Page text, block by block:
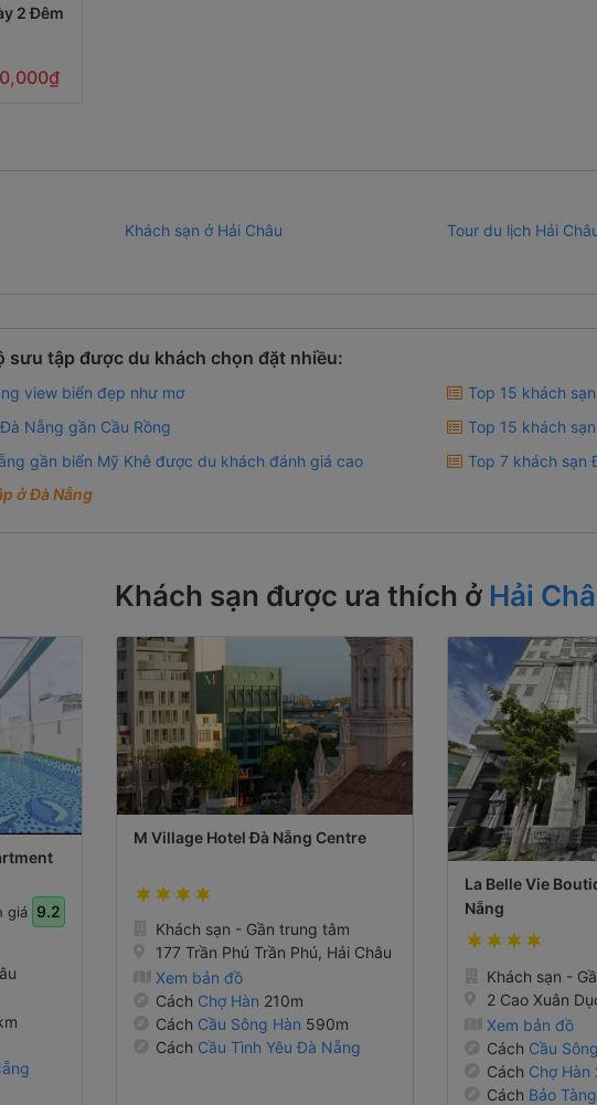
2 Đêm
Khách sạn ở Hải Châu Tour du lịch Hải
sưu tập được du khách chọn đặt nhiều:
view biển đẹp như mơ
Nẵng gần Cầu Rồng
gần biển Mỹ Khê được du khách đánh giá cao
Top 15 khách
Top 15 khách
Top 7 khách sạn
ở Đà Nẵng
Khách sạn được ưa thích ở Hải
giá 9.2
M Village Hotel Đà Nẵng Centre
Khách sạn - Gần trung tâm
177 Trần Phú Trần Phú, Hải Châu
Xem bản đồ
Cách Chợ Hàn 210m
Cách Cầu Sông Hàn 590m
Cách Cầu Tình Yêu Đà Nẵng
La Belle Vie
Nẵng
Khách sạn -
2 Cao Xuân
Xem bản đồ
Cách Cầu
Cách Chợ Hàn
Cách Bảo